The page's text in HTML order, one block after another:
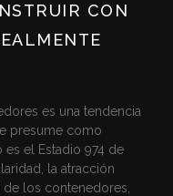
CON
es una tendencia
presume como
el Estadio 974 de
la atracción
los contenedores,